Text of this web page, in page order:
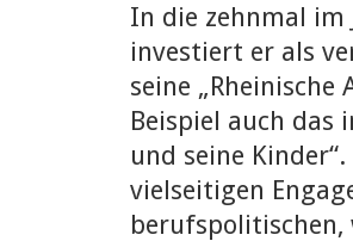
In die zehnmal im
investiert er als
seine
Beispiel auch das
und seine
vielseitigen
berufspolitischen,